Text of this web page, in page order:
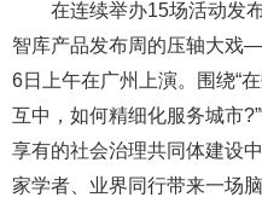
在连续举办15场活动发布
智库产品发布周的压轴大戏
6日上午在广州上演。围绕“
互中，如何精细化服务城市
享有的社会治理共同体建设
家学者、业界同行带来一场